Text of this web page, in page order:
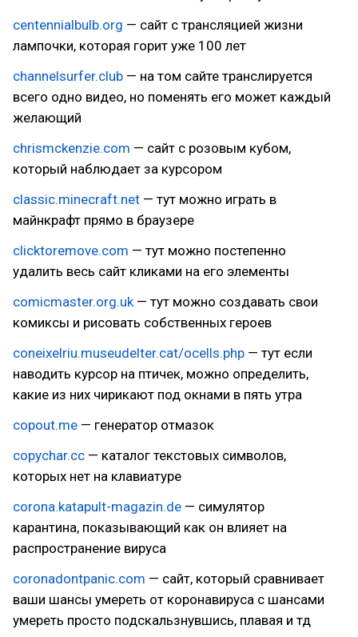
centennialbulb.org — сайт с трансляцией жизни
лампочки, которая горит уже 100 лет
channelsurfer.club — на том сайте транслируется
всего одно видео, но поменять его может каждый
желающий
chrismckenzie.com — сайт с розовым кубом,
который наблюдает за курсором
classic.minecraft.net — тут можно играть в
майнкрафт прямо в браузере
clicktoremove.com — тут можно постепенно
удалить весь сайт кликами на его элементы
comicmaster.org.uk— тут можно создавать свои
комиксы и рисовать собственных героев
coneixelriu.museudelter.cat/ocells.php — тут если
наводить курсор на птичек, можно определить,
какие из них чирикают под окнами в пять утра
copout.me — генератор отмазок
copychar.cc — каталог текстовых символов,
которых нет на клавиатуре
corona.katapult-magazin.de — симулятор
карантина, показывающий как он влияет на
распространение вируса
coronadontpanic.com — сайт, который сравнивает
ваши шансы умереть от коронавируса с шансами
умереть просто подскальзнувшись, плавая и тд